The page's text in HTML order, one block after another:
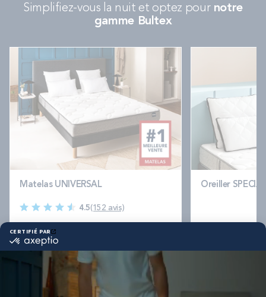
Simplifiez-vous la nuit et optez pournotre
gamme Bultex
Matelas UNIVERSAL
4.5(152 avis)
Dès 678,00 €
Confort universel, le plus plébiscité
Ni trop ferme, ni trop souple
BULTEX® Nano + Bodysoft, 21cm
Oreiller